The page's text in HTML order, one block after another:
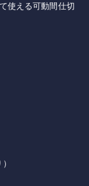
使える可動間仕切